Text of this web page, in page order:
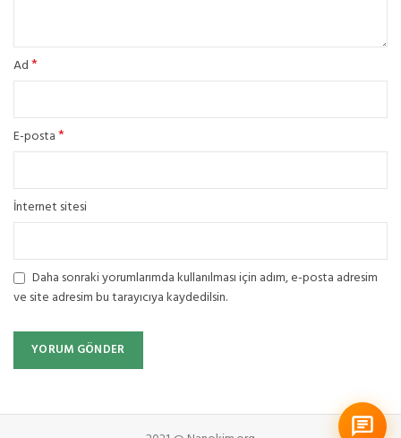
Ad*
E-posta*
İnternet sitesi
Daha sonraki yorumlarımda kullanılması için adım, e-posta adresim
ve site adresim bu tarayıcıya kaydedilsin.